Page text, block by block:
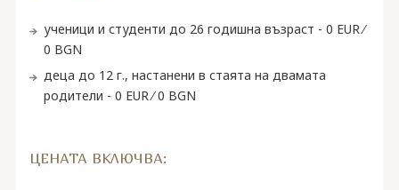
ученици и студенти до 26 годишна възраст - 0 EUR ∕
0 BGN
деца до 12 г., настанени в стаята на двамата
родители - 0 EUR ∕ 0 BGN
ЦЕНАТА ВКЛЮЧВА: